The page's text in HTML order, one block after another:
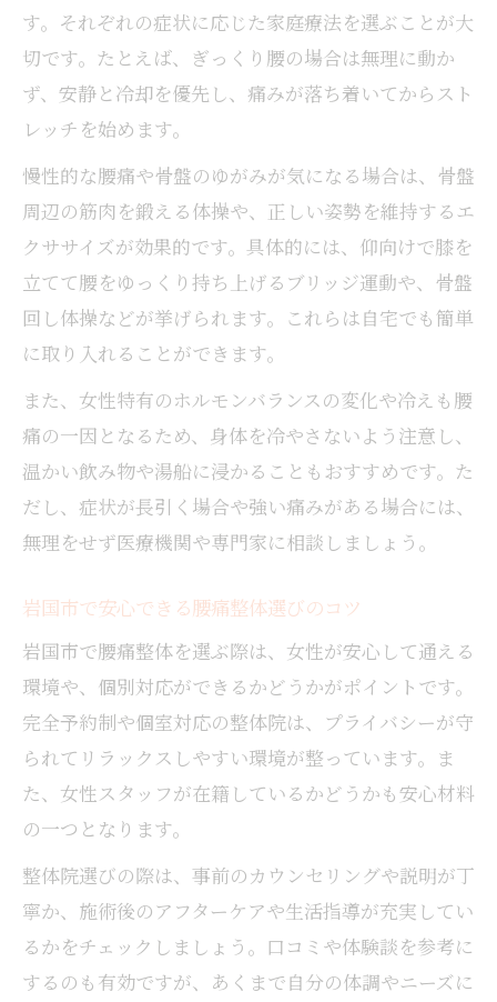
す。それぞれの症状に応じた家庭療法を選ぶことが大
切です。たとえば、ぎっくり腰の場合は無理に動か
ず、安静と冷却を優先し、痛みが落ち着いてからスト
レッチを始めます。
慢性的な腰痛や骨盤のゆがみが気になる場合は、骨盤
周辺の筋肉を鍛える体操や、正しい姿勢を維持するエ
クササイズが効果的です。具体的には、仰向けで膝を
立てて腰をゆっくり持ち上げるブリッジ運動や、骨盤
回し体操などが挙げられます。これらは自宅でも簡単
に取り入れることができます。
また、女性特有のホルモンバランスの変化や冷えも腰
痛の一因となるため、身体を冷やさないよう注意し、
温かい飲み物や湯船に浸かることもおすすめです。た
だし、症状が長引く場合や強い痛みがある場合には、
無理をせず医療機関や専門家に相談しましょう。
岩国市で安心できる腰痛整体選びのコツ
岩国市で腰痛整体を選ぶ際は、女性が安心して通える
環境や、個別対応ができるかどうかがポイントです。
完全予約制や個室対応の整体院は、プライバシーが守
られてリラックスしやすい環境が整っています。ま
た、女性スタッフが在籍しているかどうかも安心材料
の一つとなります。
整体院選びの際は、事前のカウンセリングや説明が丁
寧か、施術後のアフターケアや生活指導が充実してい
るかをチェックしましょう。口コミや体験談を参考に
するのも有効ですが、あくまで自分の体調やニーズに